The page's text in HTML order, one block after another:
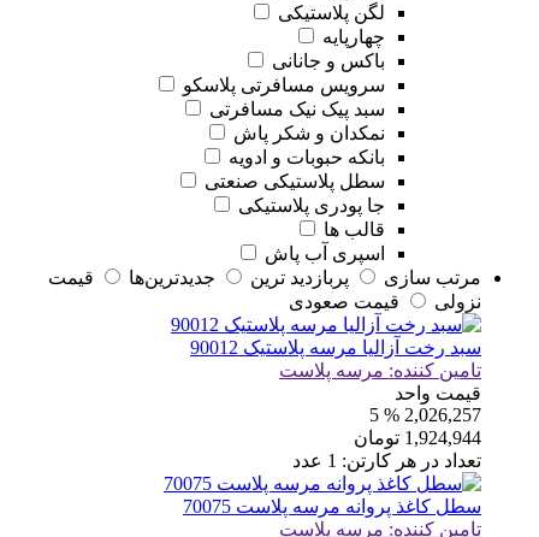
لگن پلاستیکی
چهارپایه
باکس و جانانی
سرویس مسافرتی پلاسکو
سبد پیک نیک مسافرتی
نمکدان و شکر پاش
بانکه حبوبات و ادویه
سطل پلاستیکی صنعتی
جا پودری پلاستیکی
قالب ها
اسپری آب پاش
مرتب سازی
پربازديد ترين جديدترين‌ها
قيمت
نزولی
قيمت صعودی
سبد رخت آزالیا مرسه پلاستیک 90012
تامین کننده: مرسه پلاست
قیمت واحد
2,026,257
% 5
1,924,944 تومان
تعداد در هر کارتن: 1 عدد
سطل کاغذ پروانه مرسه پلاست 70075
تامین کننده: مرسه پلاست